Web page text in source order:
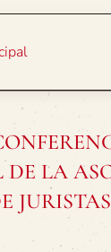
LA
JURISTAS